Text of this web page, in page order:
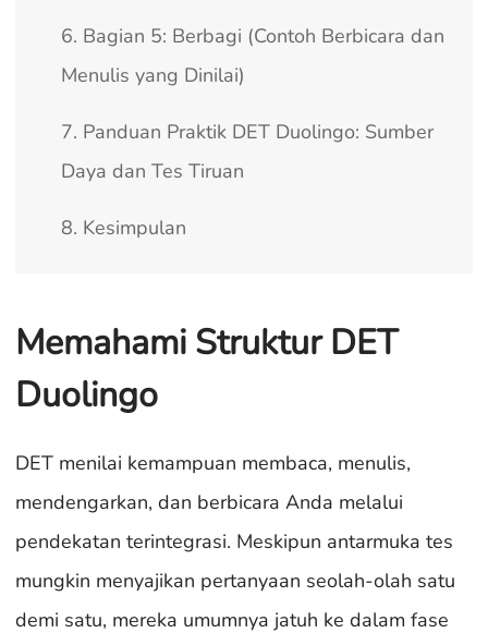
6. Bagian 5: Berbagi (Contoh Berbicara dan
Menulis yang Dinilai)
7. Panduan Praktik DET Duolingo: Sumber
Daya dan Tes Tiruan
8. Kesimpulan
Memahami Struktur DET
Duolingo
DET menilai kemampuan membaca, menulis,
mendengarkan, dan berbicara Anda melalui
pendekatan terintegrasi. Meskipun antarmuka tes
mungkin menyajikan pertanyaan seolah-olah satu
demi satu, mereka umumnya jatuh ke dalam fase